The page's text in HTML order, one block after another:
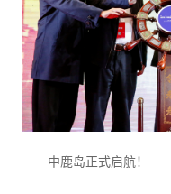
中鹿岛正式启航！